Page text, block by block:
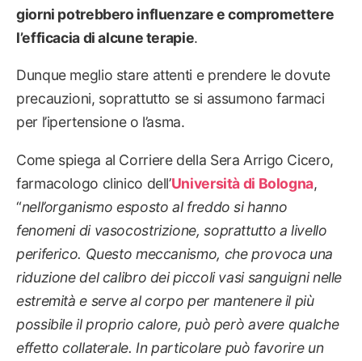
giorni potrebbero influenzare e compromettere
l’efficacia di alcune terapie.
Dunque meglio stare attenti e prendere le dovute
precauzioni, soprattutto se si assumono farmaci
per l’ipertensione o l’asma.
Come spiega al Corriere della Sera Arrigo Cicero,
farmacologo clinico dell’Università di Bologna,
“nell’organismo esposto al freddo si hanno
fenomeni di vasocostrizione, soprattutto a livello
periferico. Questo meccanismo, che provoca una
riduzione del calibro dei piccoli vasi sanguigni nelle
estremità e serve al corpo per mantenere il più
possibile il proprio calore, può però avere qualche
effetto collaterale. In particolare può favorire un